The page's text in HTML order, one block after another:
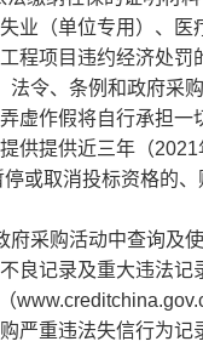
业（单位专用）、
程项目违约经济处罚
法令、条例和政府
虚作假将自行承担
供提供近三年（
或取消投标资格的
府采购活动中查询及
良记录及重大违法
严重违法失信行为